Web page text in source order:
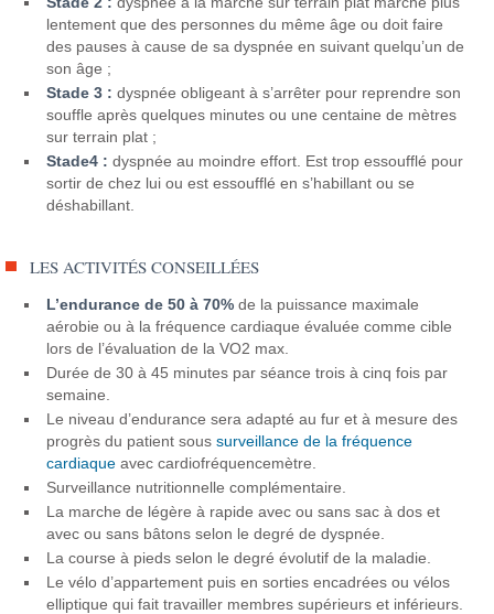
lentement que des personnes du même âge ou doit faire
des pauses à cause de sa dyspnée en suivant quelqu’un de
son âge ;
Stade 3 :dyspnée obligeant à s’arrêter pour reprendre son
souffle après quelques minutes ou une centaine de mètres
sur terrain plat ;
Stade4 : dyspnée au moindre effort. Est trop essoufflé pour
sortir de chez lui ou est essoufflé en s’habillant ou se
déshabillant.
LES ACTIVITÉS CONSEILLÉES
L’endurance de 50 à 70% de la puissance maximale
aérobie ou à la fréquence cardiaque évaluée comme cible
lors de l’évaluation de la VO2 max.
Durée de 30 à 45 minutes par séance trois à cinq fois par
semaine.
Le niveau d’endurance sera adapté au fur et à mesure des
progrès du patient soussurveillance de la fréquence
cardiaque avec cardiofréquencemètre.
Surveillance nutritionnelle complémentaire.
La marche de légère à rapide avec ou sans sac à dos et
avec ou sans bâtons selon le degré de dyspnée.
La course à pieds selon le degré évolutif de la maladie.
Le vélo d’appartement puis en sorties encadrées ou vélos
elliptique qui fait travailler membres supérieurs et inférieurs.